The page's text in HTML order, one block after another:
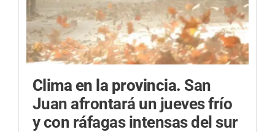
Clima en la provincia. San
Juan afrontará un jueves frío
y con ráfagas intensas del sur